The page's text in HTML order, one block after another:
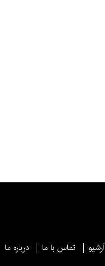
آرشیو تماس با ما درباره ما